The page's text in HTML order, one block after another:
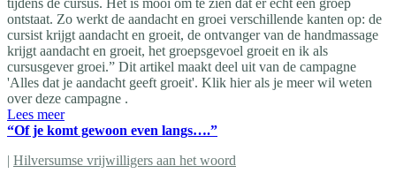
tijdens de cursus. Het is mooi om te zien dat er echt een groep
ontstaat. Zo werkt de aandacht en groei verschillende kanten op: de
cursist krijgt aandacht en groeit, de ontvanger van de handmassage
krijgt aandacht en groeit, het groepsgevoel groeit en ik als
cursusgever groei.” Dit artikel maakt deel uit van de campagne
'Alles dat je aandacht geeft groeit'. Klik hier als je meer wil weten
over deze campagne .
Lees meer
“Of je komt gewoon even langs….”
| Hilversumse vrijwilligers aan het woord